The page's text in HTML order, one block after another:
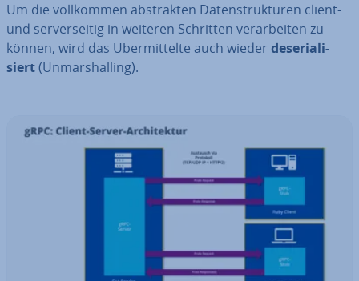
Um die voll­kom­men abs­trak­ten Da­ten­struk­tu­ren client-
und ser­ver­sei­tig in weiteren Schritten ver­ar­bei­ten zu
können, wird das Über­mit­tel­te auch wieder de­se­ria­li­
siert(Un­mar­shalling).